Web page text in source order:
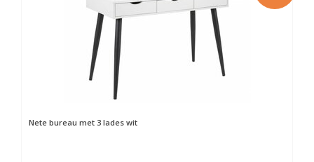
Nete bureau met 3 lades wit